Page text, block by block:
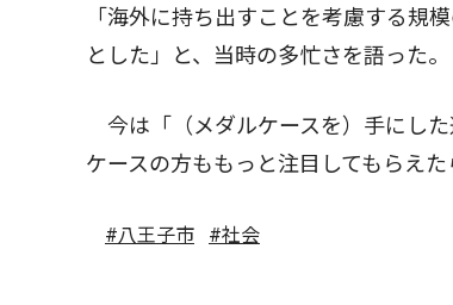
「海外に持ち出すことを考慮する規
とした」と、当時の多忙さを語った。
今は「（メダルケースを）手にした
ケースの方ももっと注目してもらえた
#八王子市 #社会